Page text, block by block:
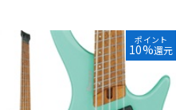
ポイント
10%還元